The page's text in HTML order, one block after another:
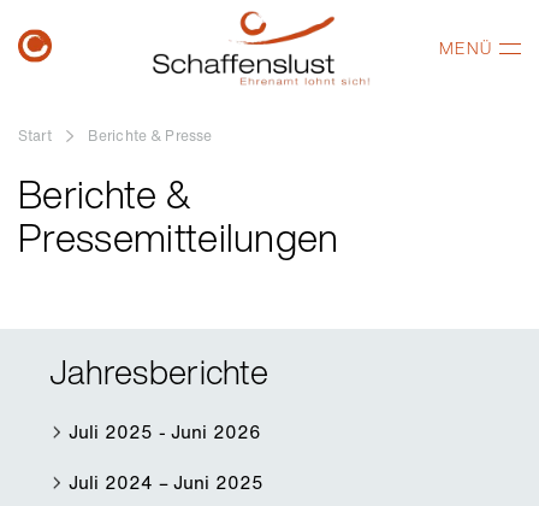
MENÜ
Start Berichte & Presse
Berichte &
Pressemitteilungen
Jahresberichte
Juli 2025 - Juni 2026
Juli 2024 – Juni 2025